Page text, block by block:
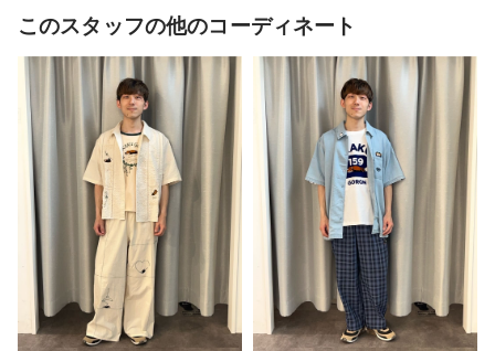
このスタッフの他のコーディネート